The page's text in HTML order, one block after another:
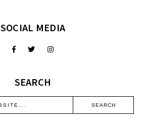
SOCIAL MEDIA
SEARCH